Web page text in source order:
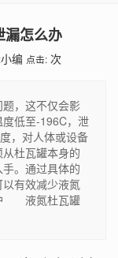
漏怎么办
小编 点击: 次
，这不仅会影
低至-196C，泄
，对人体或设备
杜瓦罐本身的
。通过具体的
有效减少液氮
液氮杜瓦罐